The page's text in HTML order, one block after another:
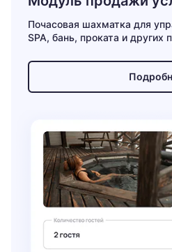
Почасовая шахматка для
SPA, бань, проката и других